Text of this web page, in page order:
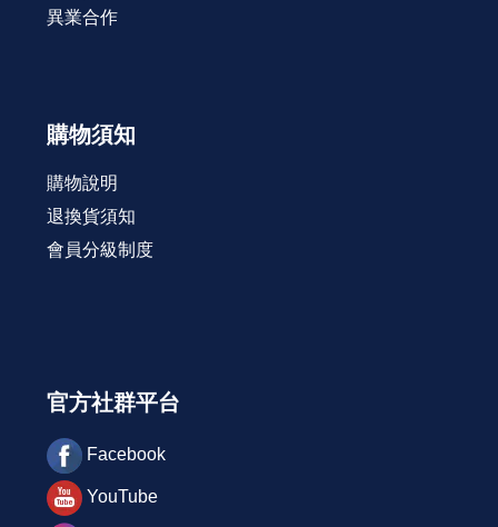
異業合作
購物須知
購物說明
退換貨須知
會員分級制度
官方社群平台
Facebook
YouTube